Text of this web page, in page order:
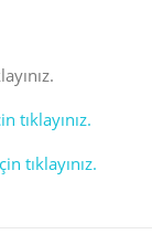
tıklayınız.
tıklayınız.